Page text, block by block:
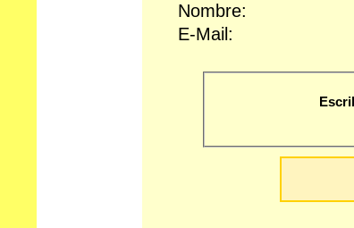
Nombre:
E-Mail: